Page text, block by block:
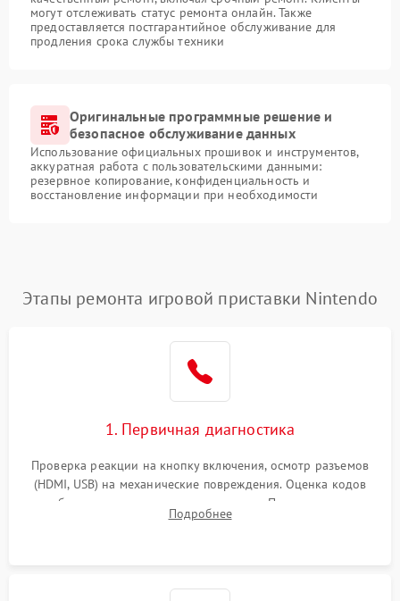
могут отслеживать статус ремонта онлайн. Также
предоставляется постгарантийное обслуживание для
продления срока службы техники
Оригинальные программные решение и
безопасное обслуживание данных
Использование официальных прошивок и инструментов,
аккуратная работа с пользовательскими данными:
резервное копирование, конфиденциальность и
восстановление информации при необходимости
Этапы ремонта игровой приставки Nintendo
1. Первичная диагностика
Проверка реакции на кнопку включения, осмотр разъемов
(HDMI, USB) на механические повреждения. Оценка кодов
ошибок на экране или по индикаторам. Проверка чтения
дисков, работы геймпадов и наличия гарантийных пломб.
Подробнее